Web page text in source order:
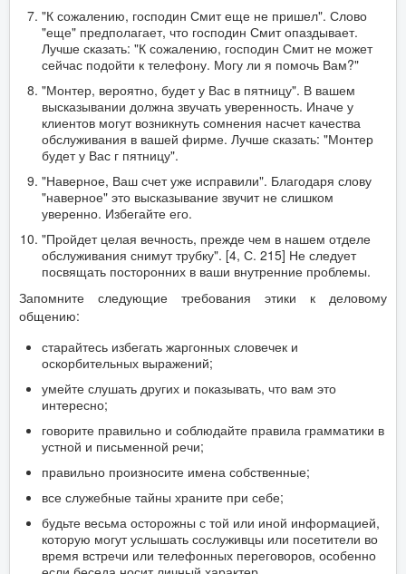
"К сожалению, господин Смит еще не пришел". Слово
"еще" предполагает, что господин Смит опаздывает.
Лучше сказать: "К сожалению, господин Смит не может
сейчас подойти к телефону. Могу ли я помочь Вам?"
"Монтер, вероятно, будет у Вас в пятницу". В вашем
высказывании должна звучать уверенность. Иначе у
клиентов могут возникнуть сомнения насчет качества
обслуживания в вашей фирме. Лучше сказать: "Монтер
будет у Вас г пятницу".
"Наверное, Ваш счет уже исправили". Благодаря слову
"наверное" это высказывание звучит не слишком
уверенно. Избегайте его.
"Пройдет целая вечность, прежде чем в нашем отделе
обслуживания снимут трубку". [4, С. 215] Не следует
посвящать посторонних в ваши внутренние проблемы.
Запомните следующие требования этики к деловому
общению:
старайтесь избегать жаргонных словечек и
оскорбительных выражений;
умейте слушать других и показывать, что вам это
интересно;
говорите правильно и соблюдайте правила грамматики в
устной и письменной речи;
правильно произносите имена собственные;
все служебные тайны храните при себе;
будьте весьма осторожны с той или иной информацией,
которую могут услышать сослуживцы или посетители во
время встречи или телефонных переговоров, особенно